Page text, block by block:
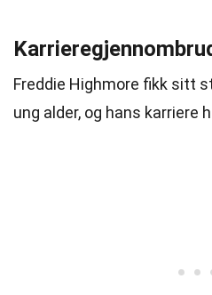
Freddie Highmore fikk sitt
ung alder, og hans karriere